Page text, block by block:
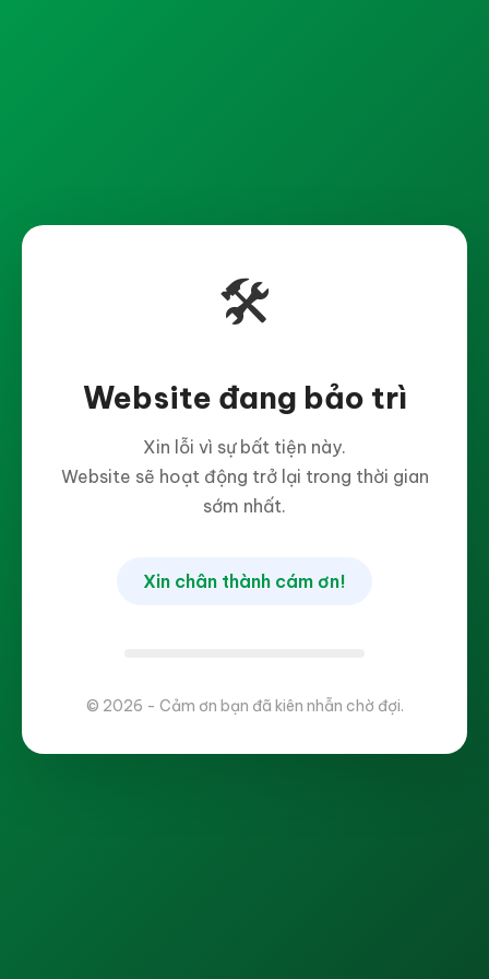
🛠️
Website đang bảo trì
Xin lỗi vì sự bất tiện này.
Website sẽ hoạt động trở lại trong thời gian
sớm nhất.
Xin chân thành cám ơn!
© 2026 - Cảm ơn bạn đã kiên nhẫn chờ đợi.